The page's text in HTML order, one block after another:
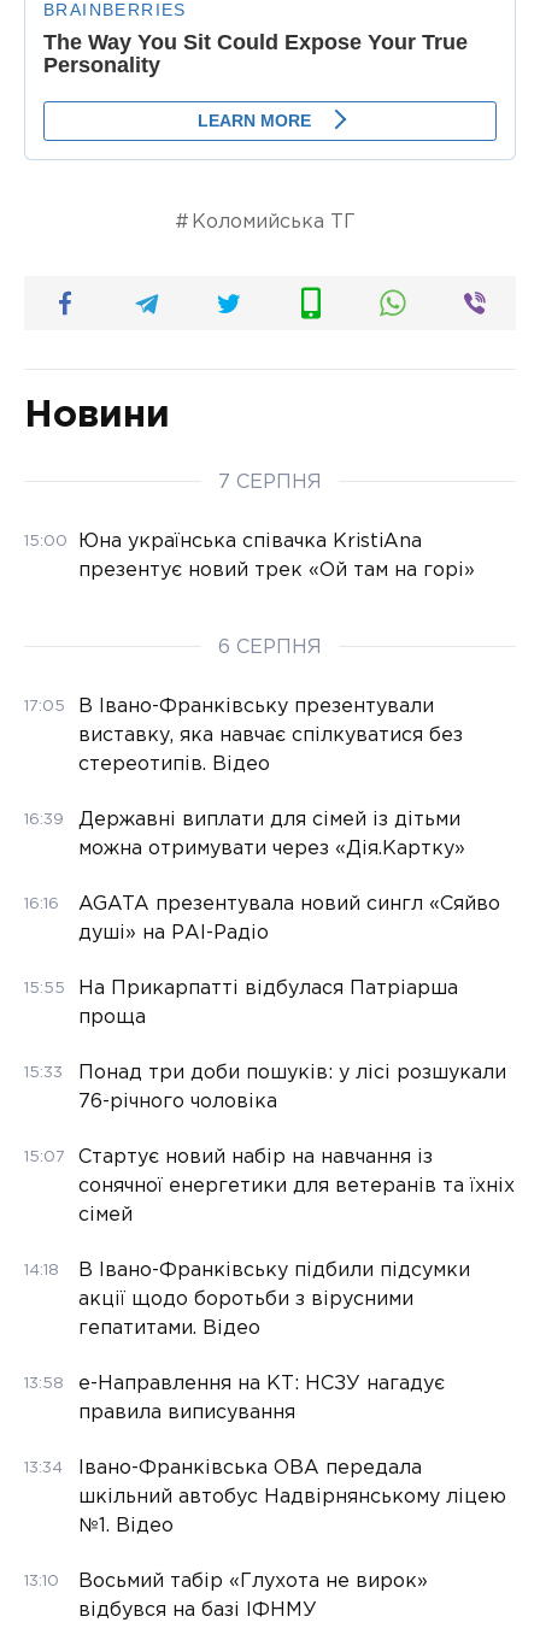
Коломийська ТГ
Новини
7 СЕРПНЯ
15:00
Юна українська співачка KristiAna
презентує новий трек «Ой там на горі»
6 СЕРПНЯ
17:05
В Івано-Франківську презентували
виставку, яка навчає спілкуватися без
стереотипів. Відео
16:39
Державні виплати для сімей із дітьми
можна отримувати через «Дія.Картку»
16:16
AGATA презентувала новий сингл «Сяйво
душі» на РАІ-Радіо
15:55
На Прикарпатті відбулася Патріарша
проща
15:33
Понад три доби пошуків: у лісі розшукали
76-річного чоловіка
15:07
Стартує новий набір на навчання із
сонячної енергетики для ветеранів та їхніх
сімей
14:18
В Івано-Франківську підбили підсумки
акції щодо боротьби з вірусними
гепатитами. Відео
13:58
е-Направлення на КТ: НСЗУ нагадує
правила виписування
13:34
Івано-Франківська ОВА передала
шкільний автобус Надвірнянському ліцею
№1. Відео
13:10
Восьмий табір «Глухота не вирок»
відбувся на базі ІФНМУ